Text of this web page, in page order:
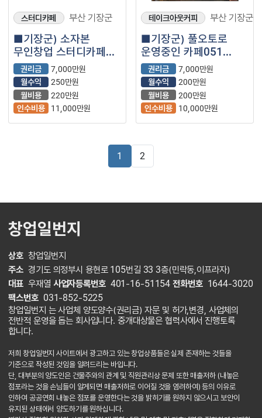
스터디카페 부산 기장군
■기장군) 소자본
무인창업 스터디카페
매장을 소개합니다.■
권리금
7,000만원
월수익
250만원
월비용
220만원
인수비용
11,000만원
테이크아웃커피 부산 기장군
■기장군) 풀오토로
운영중인 카페051
매장을 소개합니다.■
권리금
7,000만원
월수익
200만원
월비용
200만원
인수비용
10,000만원
1 2
창업일번지
상호 창업일번지
주소 경기도 의정부시 용현로 105번길 33 3층(민락동,이프라자)
대표 우재열 사업자등록번호 401-16-51154 전화번호 1644-3020
팩스번호 031-852-5225
창업일번지 는 사업체 양도양수(권리금) 자문 및 허가,변경, 사업체의
전반적 운영을 돕는 회사입니다. 중개대상물은 협력사에서 진행토록
합니다.
저희 창업일번지 사이트에서 광고하고 있는 창업상품들은 실제 존재하는 것들을
기준으로 작성된 것임을 알려드리는 바입니다.
단, 대부분의 양도인은 건물주와의 관계 및 직원관리상 문제 또한 매출저하 (내놓은
점포라는 것을 손님들이 알게되면 매출저하로 이어질 것을 염려하여) 등의 이유로
인하여 공공연희 내놓은 점포를 운영한다는 것을 밝히기를 원하지 않으시고 보안이
유지된 상태에서 양도하기를 원하십니다.